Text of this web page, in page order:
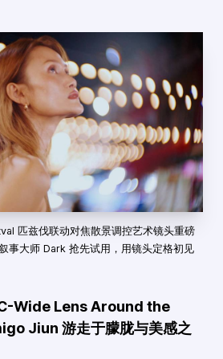
匹兹伐联动对焦散景调控艺术镜头重磅
事大师 Dark 抢先试用，用镜头定格初见
Wide Lens Around the
Jiun 游走于朦胧与美感之